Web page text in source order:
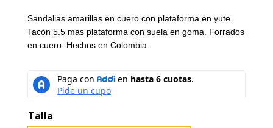
Sandalias amarillas en cuero con plataforma en yute.
Tacón 5.5 mas plataforma con suela en goma. Forrados
en cuero. Hechos en Colombia.
Talla